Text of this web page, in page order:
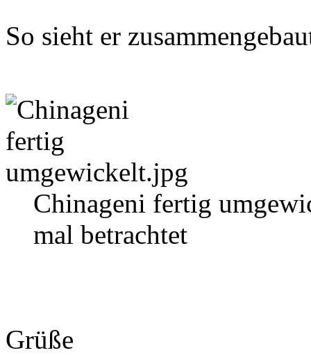
So sieht er
Chinageni fertig
mal betrachtet
Grüße